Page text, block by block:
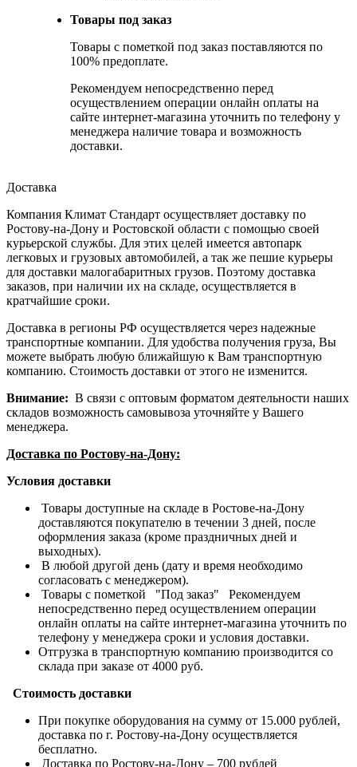
Товары под заказ
Товары с пометкой под заказ поставляются по
100% предоплате.
Рекомендуем непосредственно перед
осуществлением операции онлайн оплаты на
сайте интернет-магазина уточнить по телефону у
менеджера наличие товара и возможность
доставки.
Доставка
Компания Климат Стандарт осуществляет доставку по
Ростову-на-Дону и Ростовской области с помощью своей
курьерской службы. Для этих целей имеется автопарк
легковых и грузовых автомобилей, а так же пешие курьеры
для доставки малогабаритных грузов. Поэтому доставка
заказов, при наличии их на складе, осуществляется в
кратчайшие сроки.
Доставка в регионы РФ осуществляется через надежные
транспортные компании. Для удобства получения груза, Вы
можете выбрать любую ближайшую к Вам транспортную
компанию. Стоимость доставки от этого не изменится.
Внимание: В связи с оптовым форматом деятельности наших
складов возможность самовывоза уточняйте у Вашего
менеджера.
Доставка по Ростову-на-Дону:
Условия доставки
Товары доступные на складе в Ростове-на-Дону
доставляются покупателю в течении 3 дней, после
оформления заказа (кроме праздничных дней и
выходных).
В любой другой день (дату и время необходимо
согласовать с менеджером).
Товары с пометкой "Под заказ" Рекомендуем
непосредственно перед осуществлением операции
онлайн оплаты на сайте интернет-магазина уточнить по
телефону у менеджера сроки и условия доставки.
Отгрузка в транспортную компанию производится со
склада при заказе от 4000 руб.
Стоимость доставки
При покупке оборудования на сумму от 15.000 рублей,
доставка по г. Ростову-на-Дону осуществляется
бесплатно.
Доставка по Ростову-на-Дону – 700 рублей